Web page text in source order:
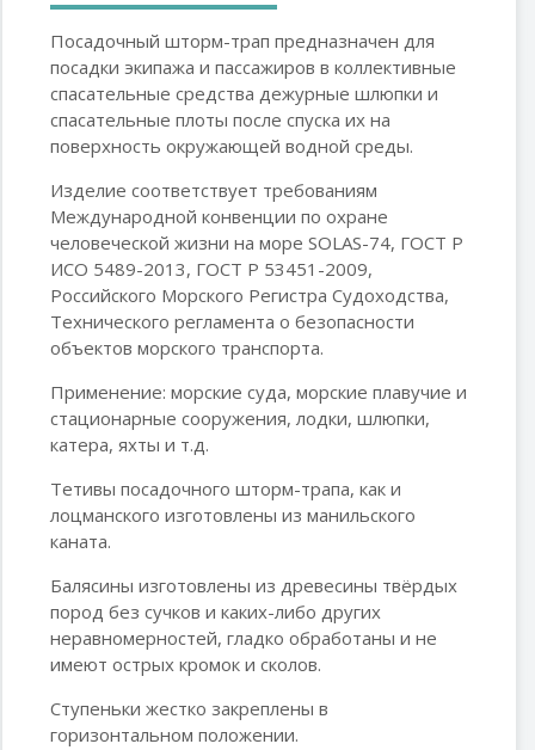
Посадочный шторм-трап предназначен для
посадки экипажа и пассажиров в коллективные
спасательные средства дежурные шлюпки и
спасательные плоты после спуска их на
поверхность окружающей водной среды.
Изделие соответствует требованиям
Международной конвенции по охране
человеческой жизни на море SOLAS-74, ГОСТ Р
ИСО 5489-2013, ГОСТ Р 53451-2009,
Российского Морского Регистра Судоходства,
Технического регламента о безопасности
объектов морского транспорта.
Применение: морские суда, морские плавучие и
стационарные сооружения, лодки, шлюпки,
катера, яхты и т.д.
Тетивы посадочного шторм-трапа, как и
лоцманского изготовлены из манильского
каната.
Балясины изготовлены из древесины твёрдых
пород без сучков и каких-либо других
неравномерностей, гладко обработаны и не
имеют острых кромок и сколов.
Ступеньки жестко закреплены в
горизонтальном положении.